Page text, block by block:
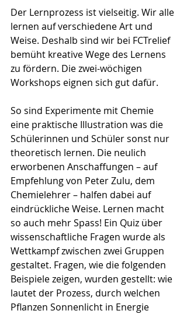
Der Lernprozess ist vielseitig. Wir alle
lernen auf verschiedene Art und
Weise. Deshalb sind wir bei FCTrelief
bemüht kreative Wege des Lernens
zu fördern. Die zwei-wöchigen
Workshops eignen sich gut dafür.
So sind Experimente mit Chemie
eine praktische Illustration was die
Schülerinnen und Schüler sonst nur
theoretisch lernen. Die neulich
erworbenen Anschaffungen – auf
Empfehlung von Peter Zulu, dem
Chemielehrer – halfen dabei auf
eindrückliche Weise. Lernen macht
so auch mehr Spass! Ein Quiz über
wissenschaftliche Fragen wurde als
Wettkampf zwischen zwei Gruppen
gestaltet. Fragen, wie die folgenden
Beispiele zeigen, wurden gestellt: wie
lautet der Prozess, durch welchen
Pflanzen Sonnenlicht in Energie